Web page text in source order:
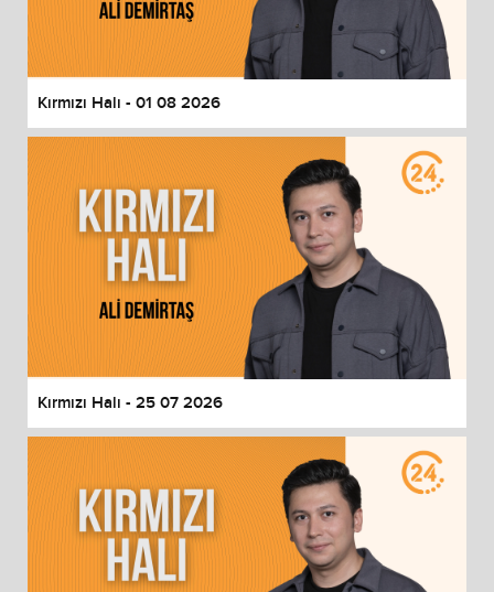
End of dialog window.
Kırmızı Halı - 01 08 2026
Kırmızı Halı - 25 07 2026